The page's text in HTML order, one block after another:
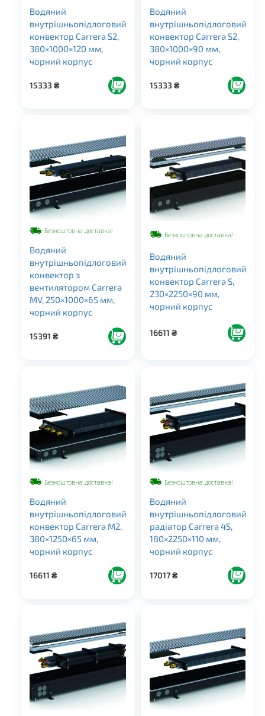
Водяний
внутрішньопідлоговий
конвектор Carrera S2,
380×1000×120 мм,
чорний корпус
15333 ₴
Водяний
внутрішньопідлоговий
конвектор Carrera S2,
380×1000×90 мм,
чорний корпус
15333 ₴
Безкоштовна доставка!
Водяний
внутрішньопідлоговий
конвектор з
вентилятором Carrera
MV, 250×1000×65 мм,
чорний корпус
15391 ₴
Безкоштовна доставка!
Водяний
внутрішньопідлоговий
конвектор Carrera S,
230×2250×90 мм,
чорний корпус
16611 ₴
Безкоштовна доставка!
Водяний
внутрішньопідлоговий
конвектор Carrera M2,
380×1250×65 мм,
чорний корпус
16611 ₴
Безкоштовна доставка!
Водяний
внутрішньопідлоговий
радіатор Carrera 4S,
180×2250×110 мм,
чорний корпус
17017₴